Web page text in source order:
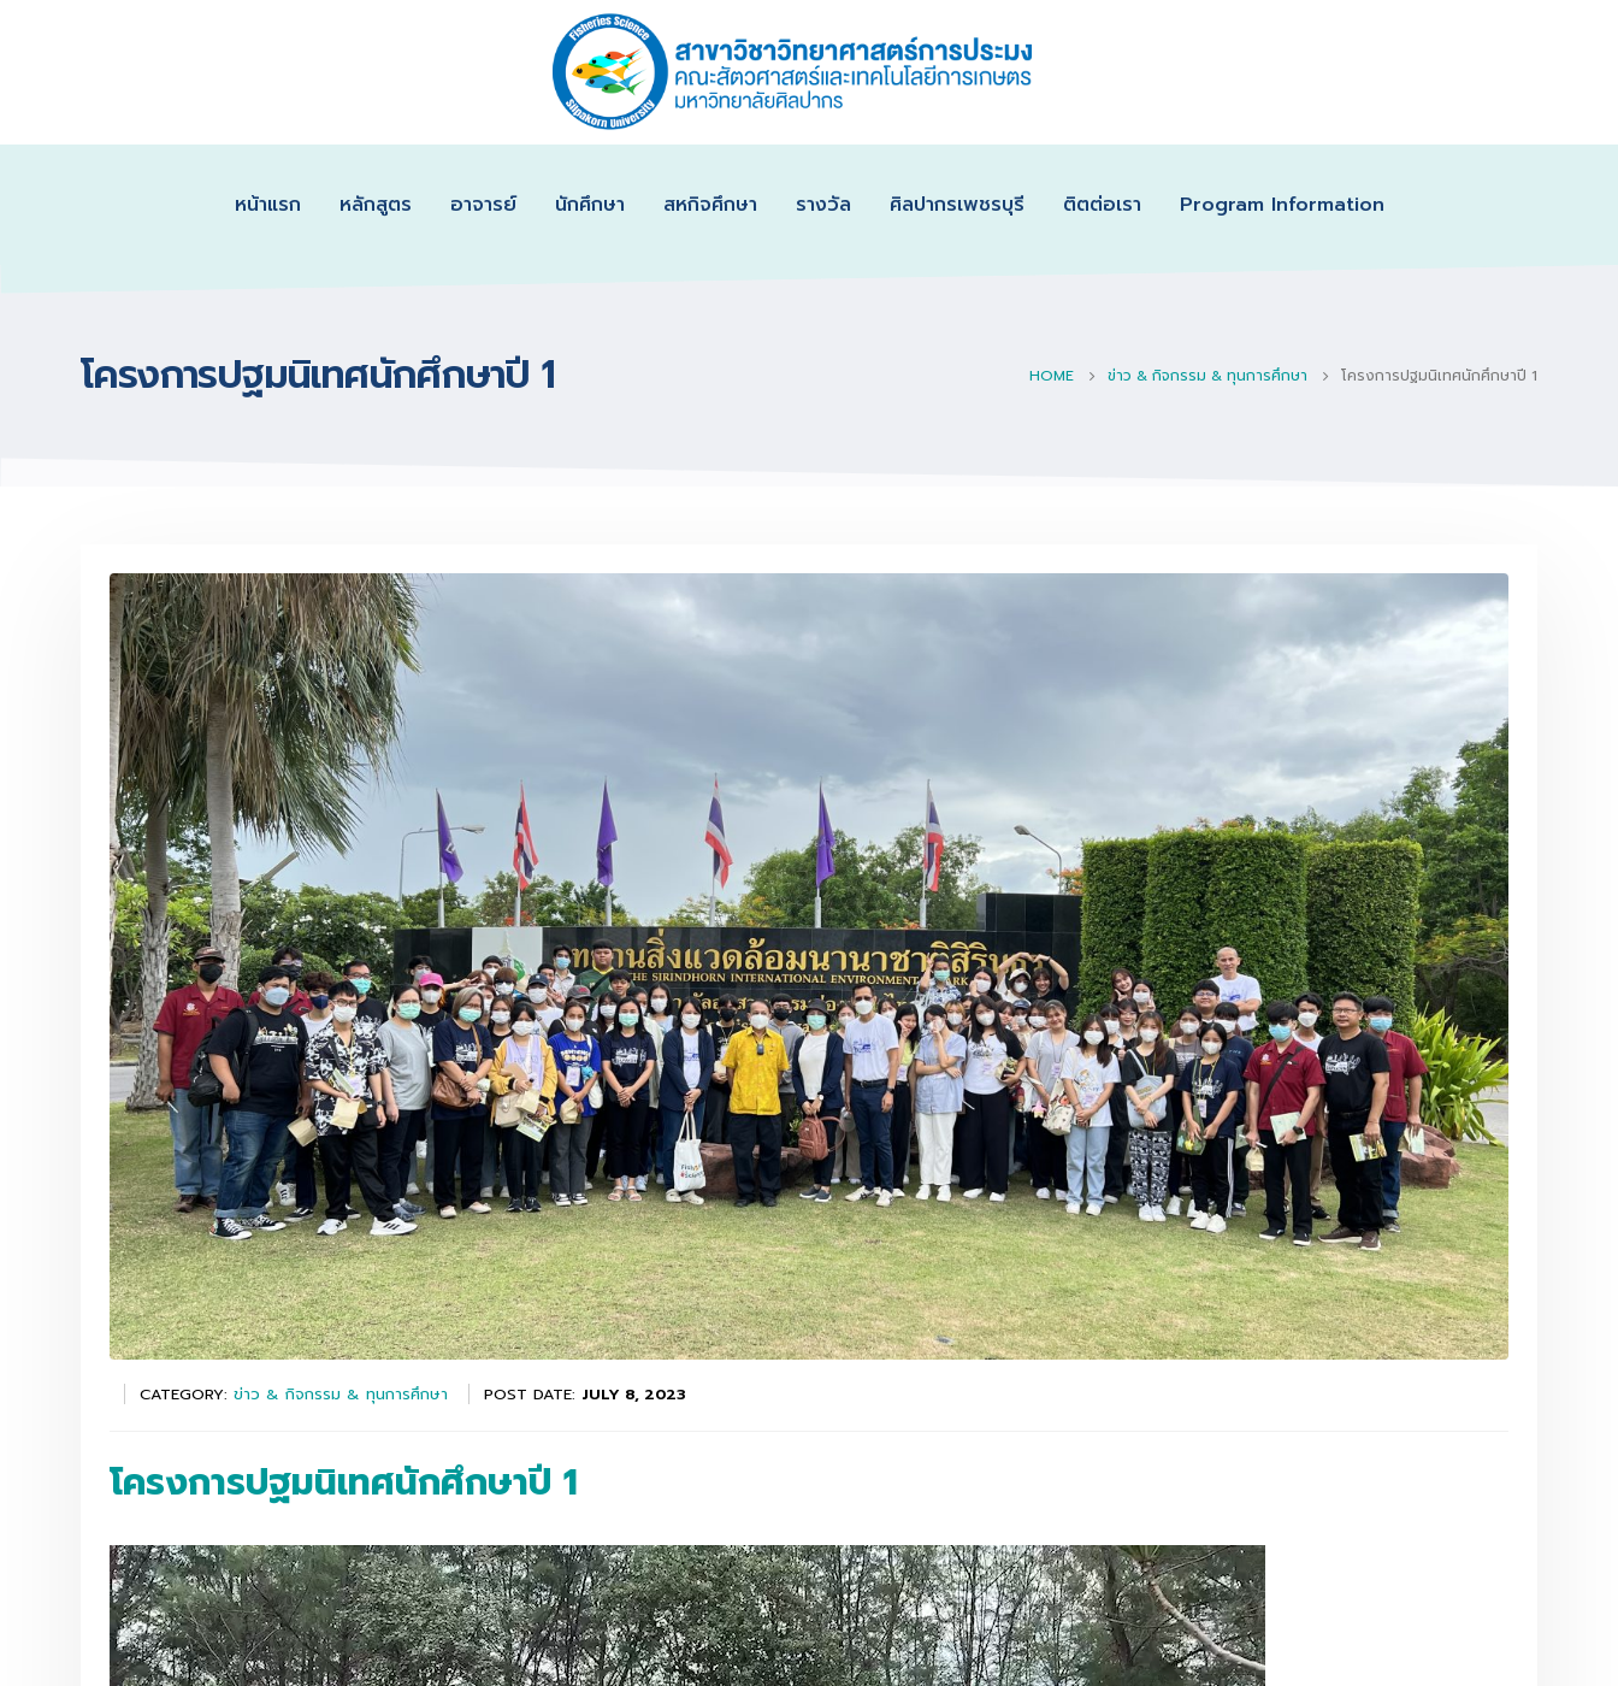
หน้าแรก หลักสูตร อาจารย์ นักศึกษา สหกิจศึกษา รางวัล ศิลปากรเพชรบุรี ติตต่อเรา Program Information
โครงการปฐมนิเทศนักศึกษาปี 1 HOME ข่าว & กิจกรรม & ทุนการศึกษา โครงการปฐมนิเทศนักศึกษาปี 1
CATEGORY: ข่าว & กิจกรรม & ทุนการศึกษา POST DATE: JULY 8, 2023
โครงการปฐมนิเทศนักศึกษาปี 1
Video
Player